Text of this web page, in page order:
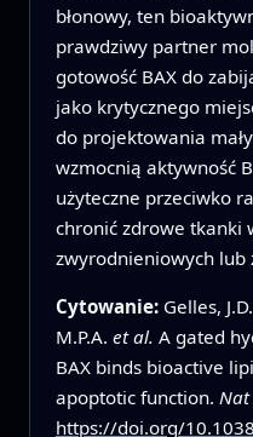
błonowy, ten
prawdziwy partner
gotowość BAX do
jako krytycznego
do projektowania
wzmocnią aktywność
użyteczne przeciwko
chronić zdrowe tkanki
zwyrodnieniowych lub
Cytowanie: Gelles,
M.P.A. et al. A gated
BAX binds bioactive
apoptotic function.
https://doi.org/